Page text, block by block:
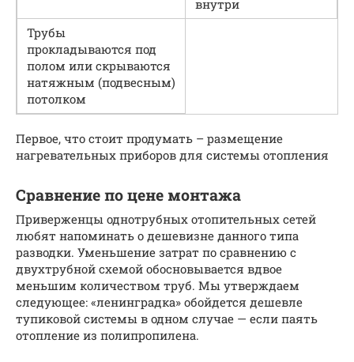
внутри
Трубы
прокладываются под
полом или скрываются
натяжным (подвесным)
потолком
Первое, что стоит продумать – размещение
нагревательных приборов для системы отопления
Сравнение по цене монтажа
Приверженцы однотрубных отопительных сетей
любят напоминать о дешевизне данного типа
разводки. Уменьшение затрат по сравнению с
двухтрубной схемой обосновывается вдвое
меньшим количеством труб. Мы утверждаем
следующее: «ленинградка» обойдется дешевле
тупиковой системы в одном случае — если паять
отопление из полипропилена.